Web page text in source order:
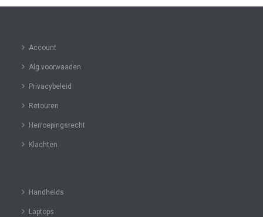
Account
Alg.voorwaaden
Privacybeleid
Retouren
Herroepingsrecht
Klachten
Handhelds
Laptops